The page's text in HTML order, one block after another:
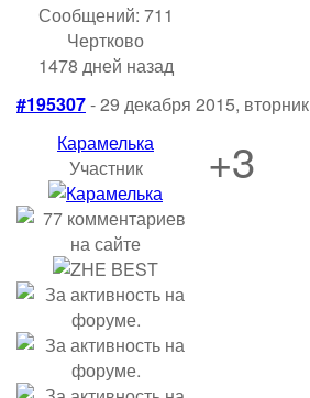
Сообщений: 711
Чертково
1478 дней назад
#195307- 29 декабря 2015, вторник
Карамелька
Участник
+3